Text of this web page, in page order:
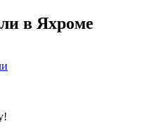
в Яхроме